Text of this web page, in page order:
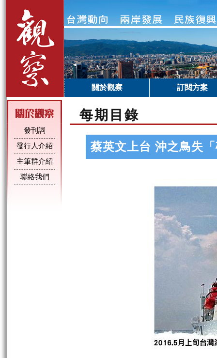
關於觀察 訂閱方案
發刊詞
發行人介紹
主筆群介紹
聯絡我們
每期目錄
蔡英文上台 沖之鳥失